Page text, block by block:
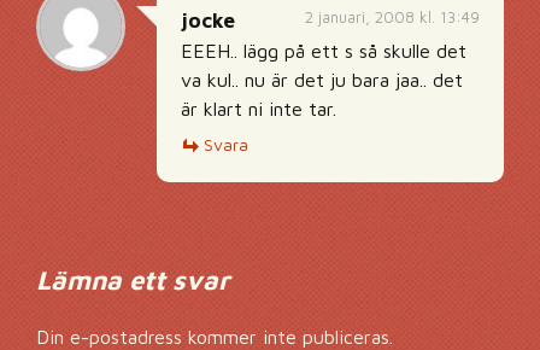
2 januari, 2008 kl. 13:49
jocke
EEEH.. lägg på ett s så skulle det
va kul.. nu är det ju bara jaa.. det
är klart ni inte tar.
Svara
Lämna ett svar
Din e-postadress kommer inte publiceras.